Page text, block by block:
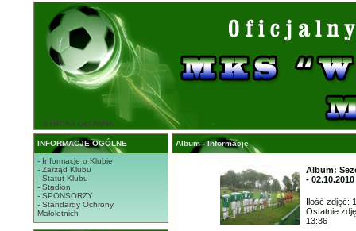
STRONA GŁÓWNA
INFORMACJE OGÓLNE
- Informacje o Klubie
- Zarząd Klubu
- Statut Klubu
- Stadion
- SPONSORZY
- Standardy Ochrony
Małoletnich
Album - Informacje
Album:
- 02.10.2010
Ilość zdjęć:
Ostatnie
13:36